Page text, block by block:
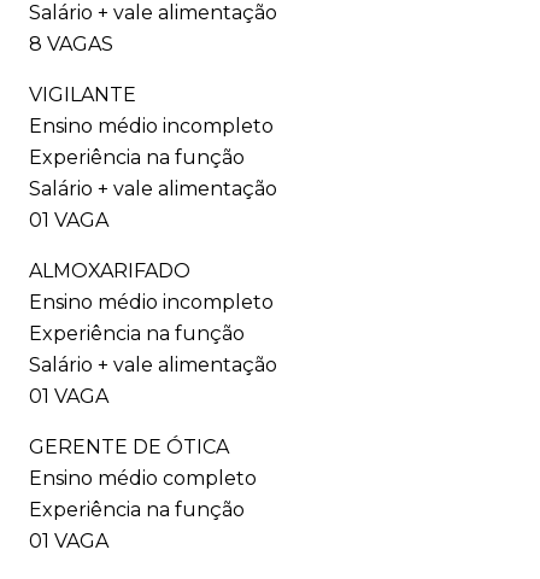
Salário + vale alimentação
8 VAGAS
VIGILANTE
Ensino médio incompleto
Experiência na função
Salário + vale alimentação
01 VAGA
ALMOXARIFADO
Ensino médio incompleto
Experiência na função
Salário + vale alimentação
01 VAGA
GERENTE DE ÓTICA
Ensino médio completo
Experiência na função
01 VAGA